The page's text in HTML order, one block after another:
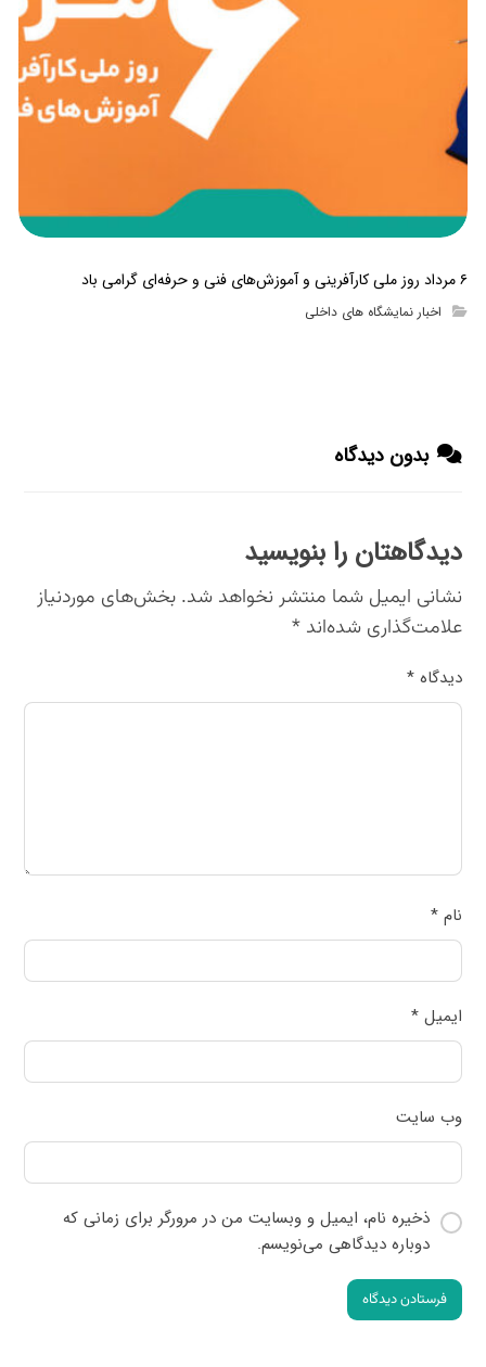
۶ مرداد روز ملی کارآفرینی و آموزش‌های فنی و حرفه‌ای گرامی باد
اخبار نمایشگاه های داخلی
بدون دیدگاه
دیدگاهتان را بنویسید
نشانی ایمیل شما منتشر نخواهد شد. بخش‌های موردنیاز
علامت‌گذاری شده‌اند*
دیدگاه*
نام*
ایمیل*
وب‌ سایت
ذخیره نام، ایمیل و وبسایت من در مرورگر برای زمانی که
دوباره دیدگاهی می‌نویسم.
فرستادن دیدگاه